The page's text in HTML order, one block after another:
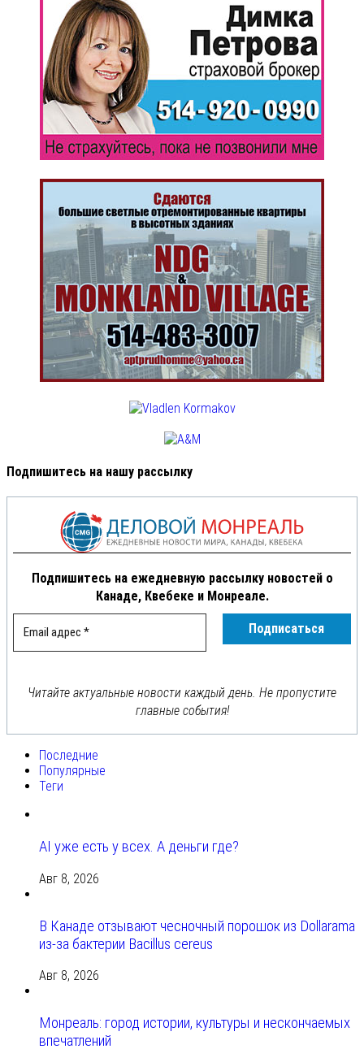
Подпишитесь на нашу рассылку
Подпишитесь на ежедневную рассылку новостей о
Канаде, Квебеке и Монреале.
Читайте актуальные новости каждый день. Не пропустите
главные события!
Последние
Популярные
Теги
AI уже есть у всех. А деньги где?
Авг 8, 2026
В Канаде отзывают чесночный порошок из Dollarama
из-за бактерии Bacillus cereus
Авг 8, 2026
Монреаль: город истории, культуры и нескончаемых
впечатлений